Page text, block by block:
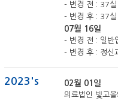
- 변경 전 : 37
- 변경 후 : 37
07월 16일
- 변경 전 : 일반
- 변경 후 : 정신
2023's 02월 01일
의료법인 빛고